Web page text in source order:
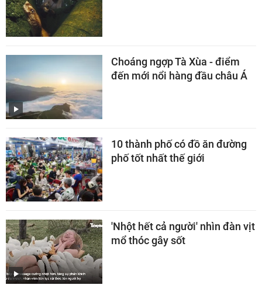
Choáng ngợp Tà Xùa - điểm
đến mới nổi hàng đầu châu Á
10 thành phố có đồ ăn đường
phố tốt nhất thế giới
'Nhột hết cả người' nhìn đàn vịt
mổ thóc gây sốt